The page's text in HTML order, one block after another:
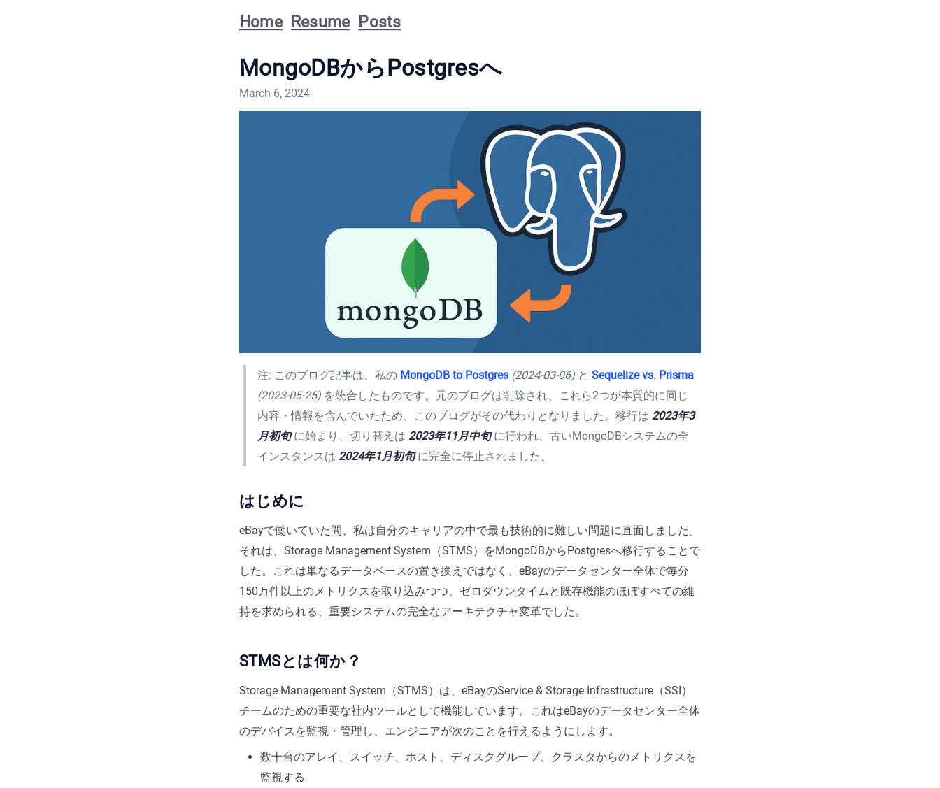
Home Resume Posts
MongoDBからPostgresへ
March 6, 2024
注: このブログ記事は、私の MongoDB to Postgres (2024-03-06)と Sequelize vs. Prisma
(2023-05-25)を統合したものです。元のブログは削除され、これら2つが本質的に同じ
内容・情報を含んでいたため、このブログがその代わりとなりました。移行は 2023年3
月初旬に始まり、切り替えは 2023年11月中旬に行われ、古いMongoDBシステムの全
インスタンスは 2024年1月初旬に完全に停止されました。
はじめに
eBayで働いていた間、私は自分のキャリアの中で最も技術的に難しい問題に直面しました。
それは、Storage Management System（STMS）をMongoDBからPostgresへ移行することで
した。これは単なるデータベースの置き換えではなく、eBayのデータセンター全体で毎分
150万件以上のメトリクスを取り込みつつ、ゼロダウンタイムと既存機能のほぼすべての維
持を求められる、重要システムの完全なアーキテクチャ変革でした。
STMSとは何か？
Storage Management System（STMS）は、eBayのService & Storage Infrastructure（SSI）
チームのための重要な社内ツールとして機能しています。これはeBayのデータセンター全体
のデバイスを監視・管理し、エンジニアが次のことを行えるようにします。
数十台のアレイ、スイッチ、ホスト、ディスクグループ、クラスタからのメトリクスを
監視する